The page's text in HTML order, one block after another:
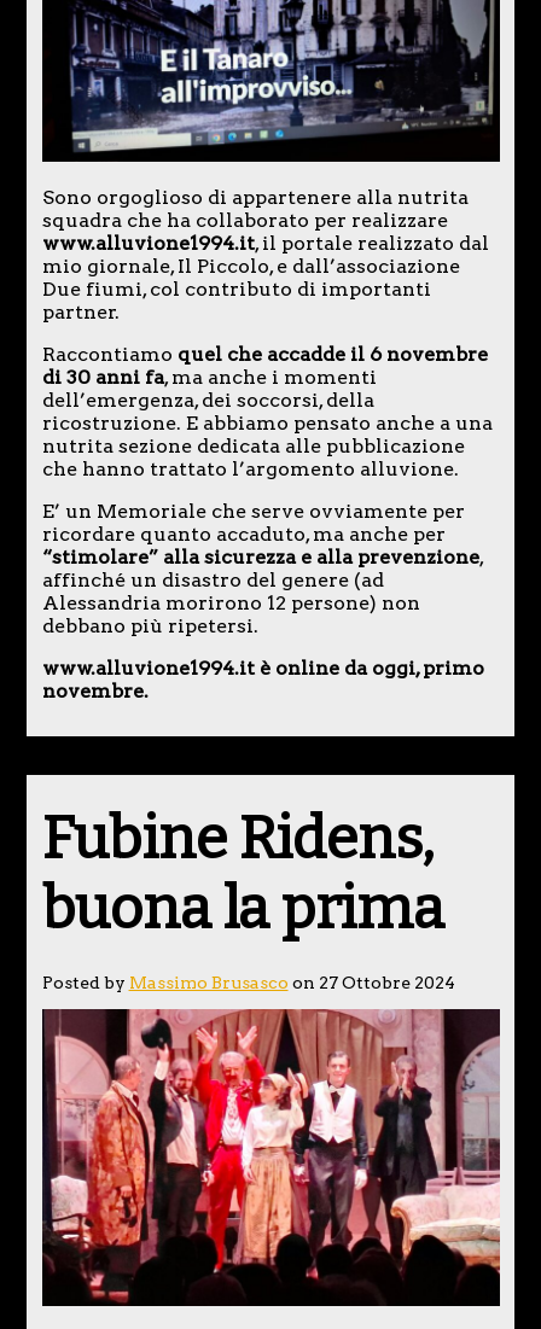
Sono orgoglioso di appartenere alla nutrita
squadra che ha collaborato per realizzare
www.alluvione1994.it, il portale realizzato dal
mio giornale, Il Piccolo, e dall’associazione
Due fiumi, col contributo di importanti
partner.
Raccontiamo quel che accadde il 6 novembre
di 30 anni fa, ma anche i momenti
dell’emergenza, dei soccorsi, della
ricostruzione. E abbiamo pensato anche a una
nutrita sezione dedicata alle pubblicazione
che hanno trattato l’argomento alluvione.
E’ un Memoriale che serve ovviamente per
ricordare quanto accaduto, ma anche per
“stimolare” alla sicurezza e alla prevenzione,
affinché un disastro del genere (ad
Alessandria morirono 12 persone) non
debbano più ripetersi.
www.alluvione1994.it è online da oggi, primo
novembre.
Fubine Ridens,
buona la prima
Posted by Massimo Brusasco on 27 Ottobre 2024